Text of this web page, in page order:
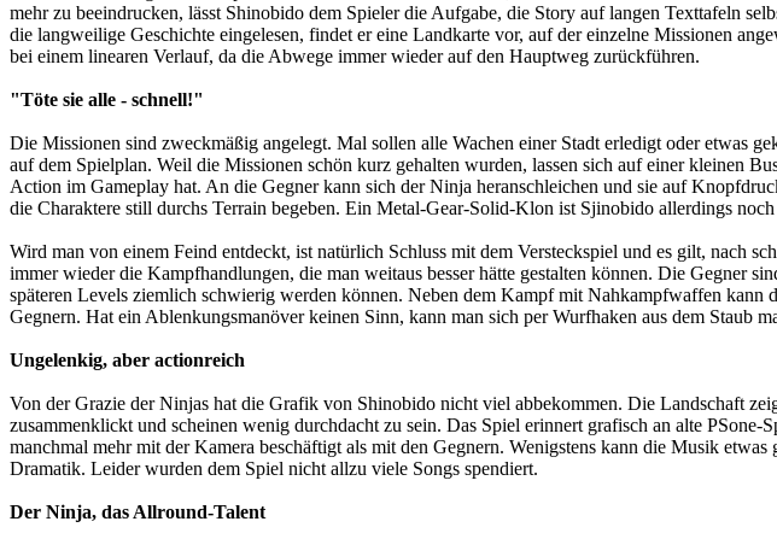
mehr zu beeindrucken, lässt Shinobido dem Spieler die Aufgabe, die Story auf langen Texttafeln
die langweilige Geschichte eingelesen, findet er eine Landkarte vor, auf der einzelne Missionen
bei einem linearen Verlauf, da die Abwege immer wieder auf den Hauptweg zurückführen.
"Töte sie alle - schnell!"
Die Missionen sind zweckmäßig angelegt. Mal sollen alle Wachen einer Stadt erledigt oder etwas
auf dem Spielplan. Weil die Missionen schön kurz gehalten wurden, lassen sich auf einer kleinen
Action im Gameplay hat. An die Gegner kann sich der Ninja heranschleichen und sie auf
die Charaktere still durchs Terrain begeben. Ein Metal-Gear-Solid-Klon ist Sjinobido allerdings
Wird man von einem Feind entdeckt, ist natürlich Schluss mit dem Versteckspiel und es gilt, nach
immer wieder die Kampfhandlungen, die man weitaus besser hätte gestalten können. Die Gegner
späteren Levels ziemlich schwierig werden können. Neben dem Kampf mit Nahkampfwaffen kann
Gegnern. Hat ein Ablenkungsmanöver keinen Sinn, kann man sich per Wurfhaken aus dem Staub
Ungelenkig, aber actionreich
Von der Grazie der Ninjas hat die Grafik von Shinobido nicht viel abbekommen. Die Landschaft
zusammenklickt und scheinen wenig durchdacht zu sein. Das Spiel erinnert grafisch an alte
manchmal mehr mit der Kamera beschäftigt als mit den Gegnern. Wenigstens kann die Musik
Dramatik. Leider wurden dem Spiel nicht allzu viele Songs spendiert.
Der Ninja, das Allround-Talent